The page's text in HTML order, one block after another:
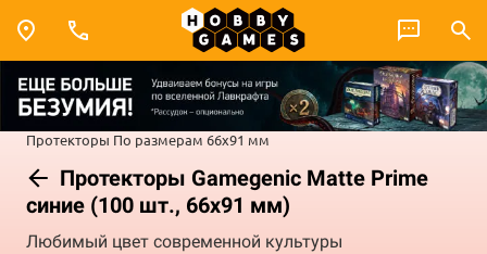
Протекторы По размерам 66x91 мм
Протекторы Gamegenic Matte Prime
синие (100 шт., 66x91 мм)
Любимый цвет современной культуры